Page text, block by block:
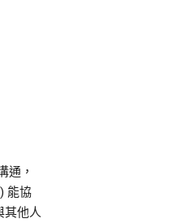
通，
能協
其他人